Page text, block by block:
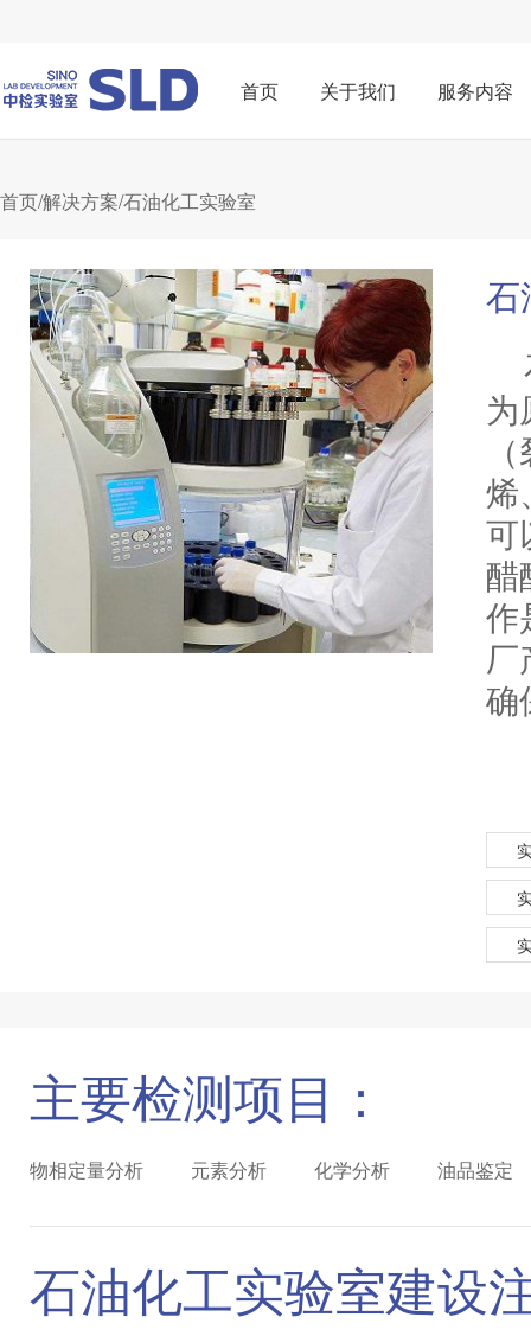
首页 关于我们 服务内容
首页/解决方案/石油化工实验室
石
烯
可
醋
作
确
主要检测项目：
物相定量分析 元素分析 化学分析 油品鉴定
石油化工实验室建设